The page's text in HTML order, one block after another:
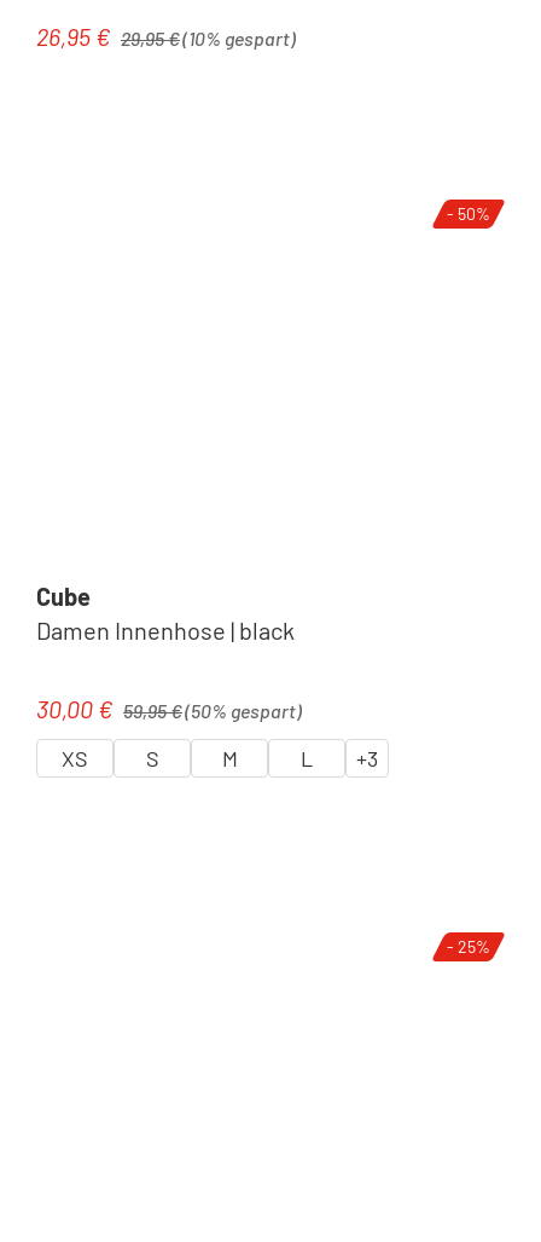
Verkaufspreis:
26,95 € Regulärer Preis:
29,95 €(10% gespart)
- 50%
Cube
Damen Innenhose | black
Verkaufspreis:
30,00 € Regulärer Preis:
59,95 €(50% gespart)
XS S M L +3
- 25%